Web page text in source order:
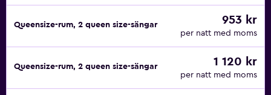
Queensize-rum, 2 queen size-sängar 953 kr
per natt med moms
Queensize-rum, 2 queen size-sängar 1 120 kr
per natt med moms